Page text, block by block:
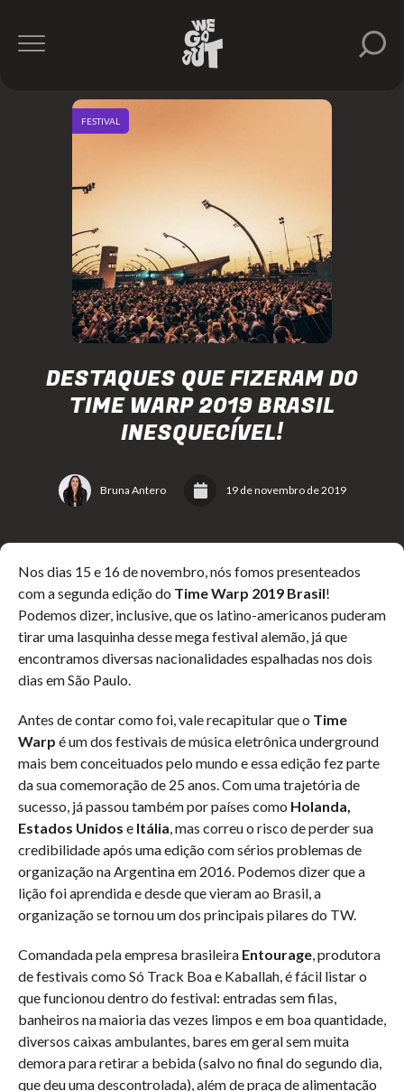
DESTAQUES QUE FIZERAM DO
TIME WARP 2019 BRASIL
INESQUECÍVEL!
Bruna Antero 19 de novembro de 2019
FESTIVAL
Nos dias 15 e 16 de novembro, nós fomos presenteados
com a segunda edição do Time Warp 2019 Brasil!
Podemos dizer, inclusive, que os latino-americanos puderam
tirar uma lasquinha desse mega festival alemão, já que
encontramos diversas nacionalidades espalhadas nos dois
dias em São Paulo.
Antes de contar como foi, vale recapitular que o Time
Warp é um dos festivais de música eletrônica underground
mais bem conceituados pelo mundo e essa edição fez parte
da sua comemoração de 25 anos. Com uma trajetória de
sucesso, já passou também por países como Holanda,
Estados Unidos e Itália, mas correu o risco de perder sua
credibilidade após uma edição com sérios problemas de
organização na Argentina em 2016. Podemos dizer que a
lição foi aprendida e desde que vieram ao Brasil, a
organização se tornou um dos principais pilares do TW.
Comandada pela empresa brasileira Entourage, produtora
de festivais como Só Track Boa e Kaballah, é fácil listar o
que funcionou dentro do festival: entradas sem filas,
banheiros na maioria das vezes limpos e em boa quantidade,
diversos caixas ambulantes, bares em geral sem muita
demora para retirar a bebida (salvo no final do segundo dia,
que deu uma descontrolada), além de praça de alimentação